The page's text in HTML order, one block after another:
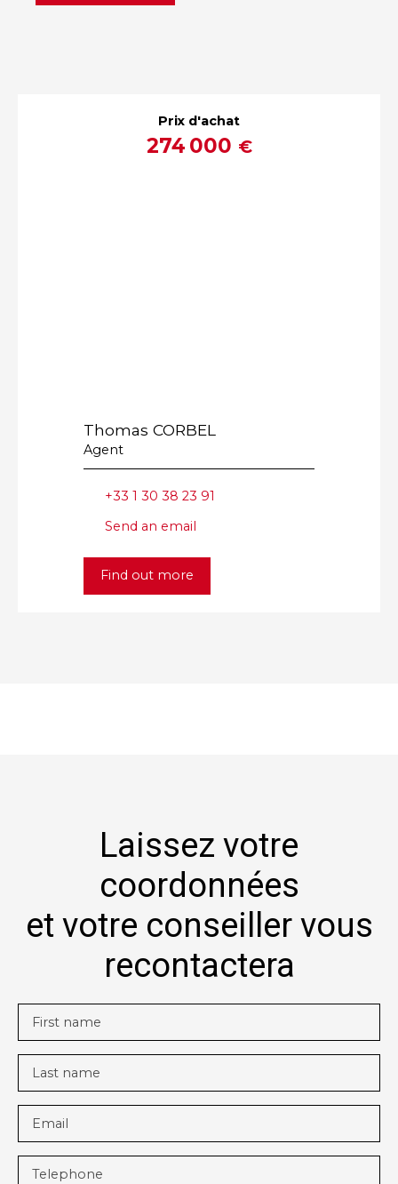
Prix d'achat
274 000 €
Thomas CORBEL
Agent
+33 1 30 38 23 91
Send an email
Find out more
Laissez votre
coordonnées
et votre conseiller vous
recontactera
First name
Last name
Email
Telephone